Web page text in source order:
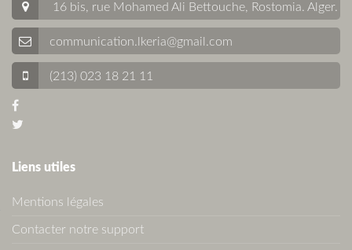
16 bis, rue Mohamed Ali Bettouche, Rostomia. Alger.
communication.lkeria@gmail.com
(213) 023 18 21 11
Liens utiles
Mentions légales
Contacter notre support